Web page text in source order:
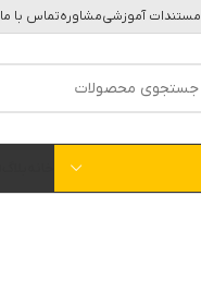
مستندات آموزشیمشاورهتماس با ما